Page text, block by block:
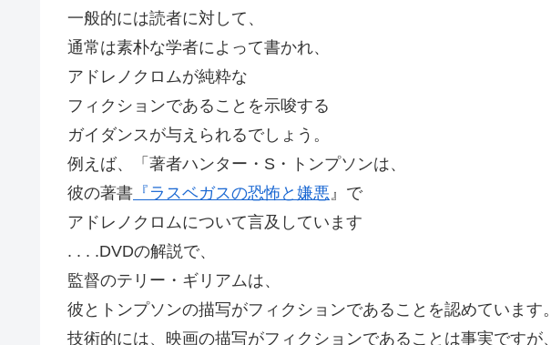
一般的には読者に対して、
通常は素朴な学者によって書かれ、
アドレノクロムが純粋な
フィクションであることを示唆する
ガイダンスが与えられるでしょう。
例えば、「著者ハンター・S・トンプソンは、
彼の著書 『ラスベガスの恐怖と嫌悪』で
アドレノクロムについて言及しています
. . . .DVDの解説で、
監督のテリー・ギリアムは、
彼とトンプソンの描写がフィクションであることを認めています。
技術的には、映画の描写がフィクションであることは事実ですが、